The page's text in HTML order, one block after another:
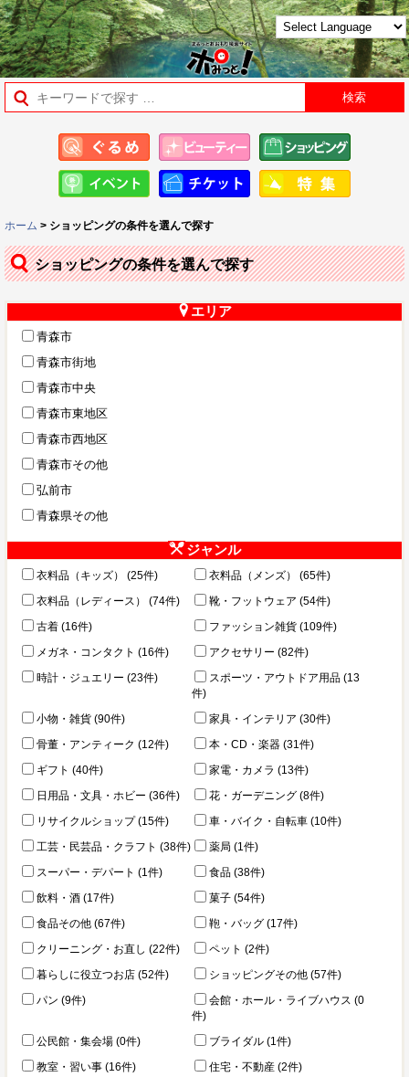
ホーム > ショッピングの条件を選んで探す
ショッピングの条件を選んで探す
エリア
青森市
青森市街地
青森市中央
青森市東地区
青森市西地区
青森市その他
弘前市
青森県その他
ジャンル
衣料品（キッズ） (25件)
衣料品（メンズ） (65件)
衣料品（レディース） (74件)
靴・フットウェア (54件)
古着 (16件)
ファッション雑貨 (109件)
メガネ・コンタクト (16件)
アクセサリー (82件)
時計・ジュエリー (23件)
スポーツ・アウトドア用品 (13
件)
小物・雑貨 (90件)
家具・インテリア (30件)
骨董・アンティーク (12件)
本・CD・楽器 (31件)
ギフト (40件)
家電・カメラ (13件)
日用品・文具・ホビー (36件)
花・ガーデニング (8件)
リサイクルショップ (15件)
車・バイク・自転車 (10件)
工芸・民芸品・クラフト (38件)
薬局 (1件)
スーパー・デパート (1件)
食品 (38件)
飲料・酒 (17件)
菓子 (54件)
食品その他 (67件)
鞄・バッグ (17件)
クリーニング・お直し (22件)
ペット (2件)
暮らしに役立つお店 (52件)
ショッピングその他 (57件)
パン (9件)
会館・ホール・ライブハウス (0
件)
公民館・集会場 (0件)
ブライダル (1件)
教室・習い事 (16件)
住宅・不動産 (2件)